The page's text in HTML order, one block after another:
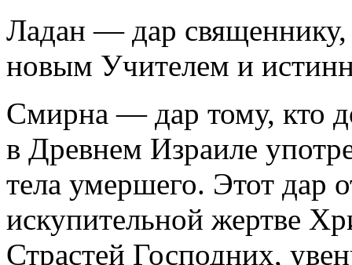
Ладан — дар священнику,
новым Учителем и
Смирна — дар тому, кто
в Древнем Израиле
тела умершего. Этот дар
искупительной жертве
Страстей Господних,